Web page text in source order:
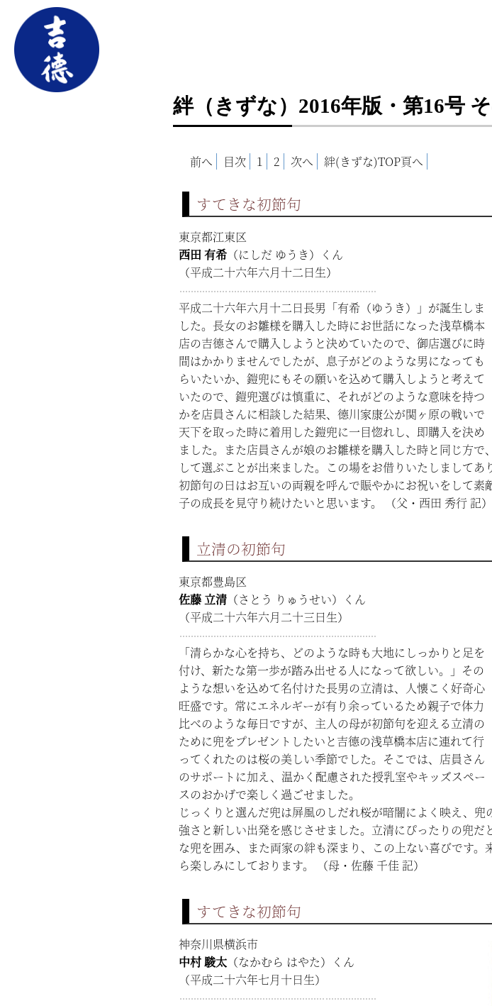
絆（きずな）2016年版・第16号
前へ 目次 1 2 次へ 絆(きずな)TOP頁へ
すてきな初節句
東京都江東区
西田 有希 （にしだ ゆうき）くん
（平成二十六年六月十二日生）
平成二十六年六月十二日長男「有希（ゆうき）」が誕生しま
した。長女のお雛様を購入した時にお世話になった浅草橋本
店の吉德さんで購入しようと決めていたので、御店選びに時
間はかかりませんでしたが、息子がどのような男になっても
らいたいか、鎧兜にもその願いを込めて購入しようと考えて
いたので、鎧兜選びは慎重に、それがどのような意味を持つ
かを店員さんに相談した結果、德川家康公が関ヶ原の戦いで
天下を取った時に着用した鎧兜に一目惚れし、即購入を決め
ました。また店員さんが娘のお雛様を購入した時と同じ方
して選ぶことが出来ました。この場をお借りいたしましてあ
初節句の日はお互いの両親を呼んで賑やかにお祝いをして
子の成長を見守り続けたいと思います。 （父・西田 秀行 記）
立清の初節句
東京都豊島区
佐藤 立清 （さとう りゅうせい）くん
（平成二十六年六月二十三日生）
「清らかな心を持ち、どのような時も大地にしっかりと足を
付け、新たな第一歩が踏み出せる人になって欲しい。」その
ような想いを込めて名付けた長男の立清は、人懐こく好奇心
旺盛です。常にエネルギーが有り余っているため親子で体力
比べのような毎日ですが、主人の母が初節句を迎える立清の
ために兜をプレゼントしたいと吉德の浅草橋本店に連れて行
ってくれたのは桜の美しい季節でした。そこでは、店員さん
のサポートに加え、温かく配慮された授乳室やキッズスペー
スのおかげで楽しく過ごせました。
じっくりと選んだ兜は屏風のしだれ桜が暗闇によく映え、
強さと新しい出発を感じさせました。立清にぴったりの兜
な兜を囲み、また両家の絆も深まり、この上ない喜びです
ら楽しみにしております。 （母・佐藤 千佳 記）
すてきな初節句
神奈川県横浜市
中村 駿太 （なかむら はやた）くん
（平成二十六年七月十日生）